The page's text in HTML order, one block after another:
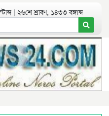
| ২৬শে শ্রাবণ, ১৪৩৩ বঙ্গাব্দ